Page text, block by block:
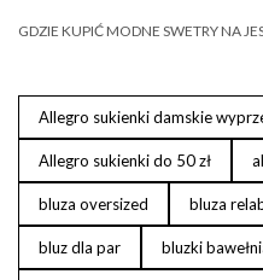
GDZIE KUPIĆ MODNE SWETRY NA
Allegro sukienki damskie
Allegro sukienki do 50 zł
bluza oversized bluza
bluz dla par bluzki